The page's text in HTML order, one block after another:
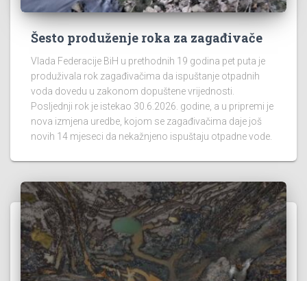
Šesto produženje roka za zagađivače
Vlada Federacije BiH u prethodnih 19 godina pet puta je
produživala rok zagađivačima da ispuštanje otpadnih
voda dovedu u zakonom dopuštene vrijednosti.
Posljednji rok je istekao 30.6.2026. godine, a u pripremi je
nova izmjena uredbe, kojom se zagađivačima daje još
novih 14 mjeseci da nekažnjeno ispuštaju otpadne vode.